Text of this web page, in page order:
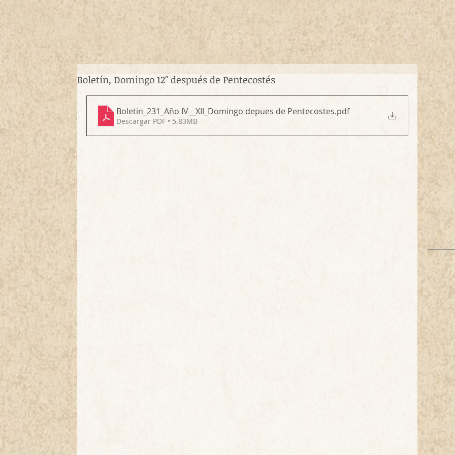
Boletín, Domingo 12° después de Pentecostés
Boletin_231_Año IV__XII_Domingo depues de Pentecostes.pdf
Descargar PDF • 5.83MB